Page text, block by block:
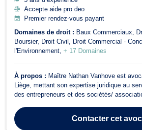
Accepte aide pro deo
Premier rendez-vous payant
Domaines de droit : Baux Commerciaux
Boursier
Droit Civil Droit Commercial -
l'Environnement + 17 Domaines
À propos : Maître Nathan Vanhove est
Liège, mettant son expertise juridique au
des entrepreneurs et des sociétés/
d’accompagner efficacement une clientèle
Maîtr...
Contactercet